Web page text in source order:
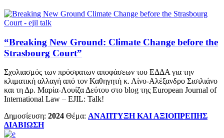
“Breaking New Ground: Climate Change before the
Strasbourg Court”
Σχολιασμός των πρόσφατων αποφάσεων του ΕΔΔΑ για την
κλιματική αλλαγή από τον Καθηγητή κ. Λίνο-Αλέξανδρο Σισιλιάνο
και τη Δρ. Μαρία-Λουίζα Δεύτου στο blog της Εuropean Journal of
International Law – EJIL: Talk!
Δημοσίευση: 2024 Θέμα: ΑΝΑΠΤΥΞΗ ΚΑΙ ΑΞΙΟΠΡΕΠΗΣ
ΔΙΑΒΙΩΣΗ